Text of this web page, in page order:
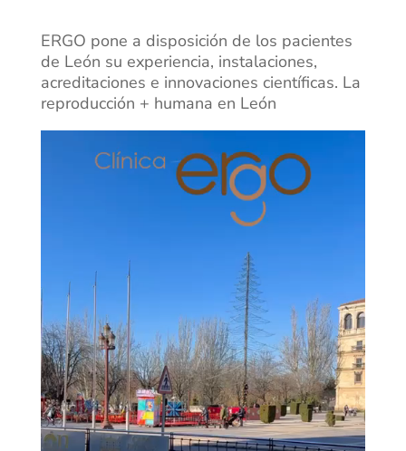
ERGO pone a disposición de los pacientes
de León su experiencia, instalaciones,
acreditaciones e innovaciones científicas. La
reproducción + humana en León